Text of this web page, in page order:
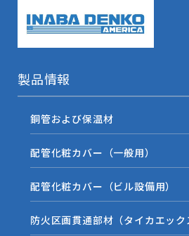
製品情報
銅管および保温材
配管化粧カバー（一般用）
配管化粧カバー（ビル設備用）
防火区画貫通部材（タイカエック